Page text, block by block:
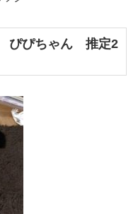
ぴちゃん 推定2